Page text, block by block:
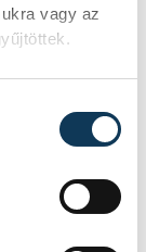
vagy az
majd